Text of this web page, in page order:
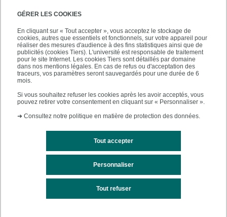
GÉRER LES COOKIES
En cliquant sur « Tout accepter », vous acceptez le stockage de
cookies, autres que essentiels et fonctionnels, sur votre appareil pour
réaliser des mesures d'audience à des fins statistiques ainsi que de
publicités (cookies Tiers). L'université est responsable de traitement
pour le site Internet. Les cookies Tiers sont détaillés par domaine
dans nos mentions légales. En cas de refus ou d'acceptation des
traceurs, vos paramètres seront sauvegardés pour une durée de 6
mois.
Si vous souhaitez refuser les cookies après les avoir acceptés, vous
pouvez retirer votre consentement en cliquant sur « Personnaliser ».
➜ Consultez notre politique en matière de protection des données.
Tout accepter
Tout refuser
Personnaliser
Mentions légales Plan du site